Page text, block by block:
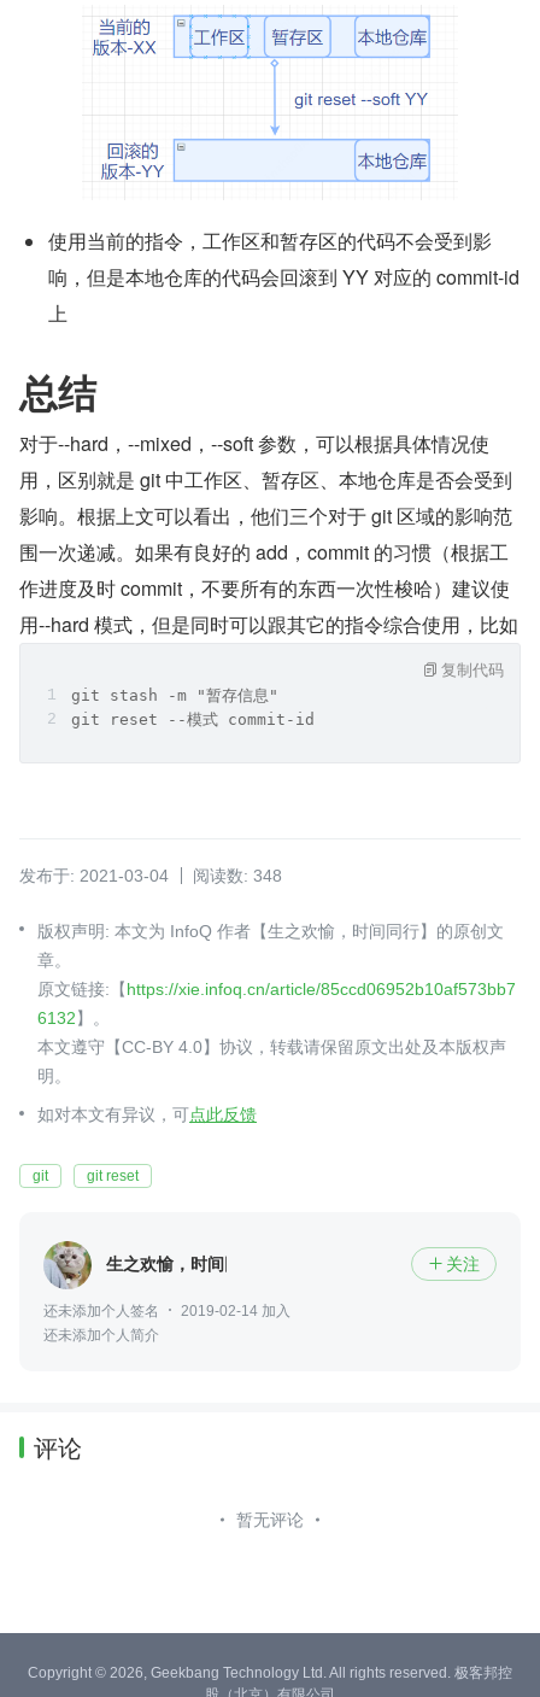
使用当前的指令，工作区和暂存区的代码不会受到影
响，但是本地仓库的代码会回滚到 YY 对应的 commit-id
上
总结
对于--hard，--mixed，--soft 参数，可以根据具体情况使
用，区别就是 git 中工作区、暂存区、本地仓库是否会受到
影响。根据上文可以看出，他们三个对于 git 区域的影响范
围一次递减。如果有良好的 add，commit 的习惯（根据工
作进度及时 commit，不要所有的东西一次性梭哈）建议使
用--hard 模式，但是同时可以跟其它的指令综合使用，比如
git stash -m "暂存信息"
git reset --模式 commit-id
复制代码
发布于: 2021-03-04 阅读数: 348
版权声明: 本文为 InfoQ 作者【生之欢愉，时间同行】的原创文
章。
原文链接:【https://xie.infoq.cn/article/85ccd06952b10af573bb7
6132】。
本文遵守【CC-BY 4.0】协议，转载请保留原文出处及本版权声
明。
如对本文有异议，可点此反馈
git git reset
生之欢愉，时间同行  关注
还未添加个人签名
2019-02-14 加入
还未添加个人简介
评论
暂无评论
Copyright © 2026, Geekbang Technology Ltd. All rights reserved. 极客邦控